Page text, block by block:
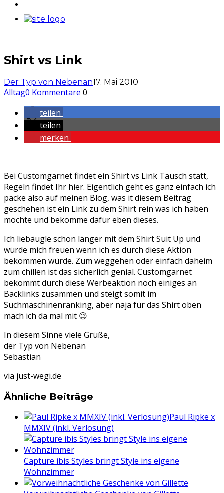
Shirt vs Link
Der Typ von Nebenan17. Mai 2010
Alltag0 Kommentare 0
teilen
teilen
merken
Bei Customgarnet findet ein Shirt vs Link Tausch statt,
Regeln findet Ihr hier. Eigentlich geht es ganz einfach ich
packe also auf meinen Blog, was it diesem Beitrag
geschehen ist ein Link zu dem Shirt rein was ich haben
möchte und bekomme dafür eben dieses.
Ich liebäugle schon länger mit dem Shirt Suit Up und
würde mich freuen wenn ich es durch diese Aktion
bekommen würde. Zum weggehen oder einfach daheim
zum chillen ist das sicherlich genial. Customgarnet
bekommt durch diese Werbeaktion noch einiges an
Backlinks zusammen und steigt somit im
Suchmaschinenranking, aber naja für das Shirt oben
mach ich da mal mit 😉
In diesem Sinne viele Grüße,
der Typ von Nebenan
Sebastian
via just-wegi.de
Ähnliche Beiträge
Paul Ripke x
MMXIV (inkl. Verlosung)
Capture ibis Styles bringt Style ins eigene
Wohnzimmer